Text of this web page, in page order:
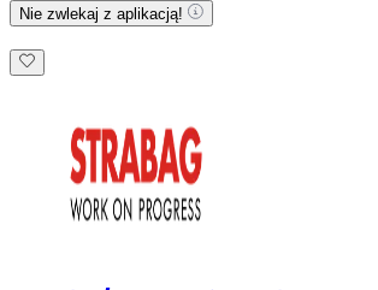
Nie zwlekaj z aplikacją!